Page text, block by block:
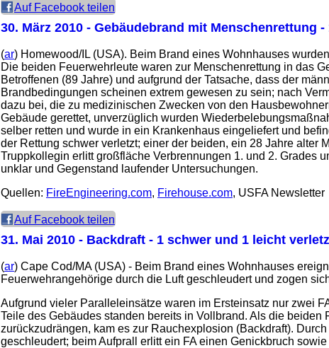
Auf Facebook teilen
30. März 2010 - Gebäudebrand mit Menschenrettung
(ar) Homewood/IL (USA). Beim Brand eines Wohnhauses
Die beiden Feuerwehrleute waren zur Menschenrettung in das
Betroffenen (89 Jahre) und aufgrund der Tatsache, dass der
Brandbedingungen scheinen extrem gewesen zu sein; nach
dazu bei, die zu medizinischen Zwecken von den
Gebäude gerettet, unverzüglich wurden
selber retten und wurde in ein Krankenhaus eingeliefert und
der Rettung schwer verletzt; einer der beiden, ein 28 Jahre alter
Truppkollegin erlitt großfläche Verbrennungen 1. und 2. Grades
unklar und Gegenstand laufender Untersuchungen.
Quellen: FireEngineering.com, Firehouse.com, USFA Newsletter
Auf Facebook teilen
31. Mai 2010 - Backdraft - 1 schwer und 1 leicht
(ar) Cape Cod/MA (USA) - Beim Brand eines Wohnhauses
Feuerwehrangehörige durch die Luft geschleudert und zogen
Aufgrund vieler Paralleleinsätze waren im Ersteinsatz nur zwei
Teile des Gebäudes standen bereits in Vollbrand. Als die
zurückzudrängen, kam es zur Rauchexplosion (Backdraft).
geschleudert; beim Aufprall erlitt ein FA einen Genickbruch